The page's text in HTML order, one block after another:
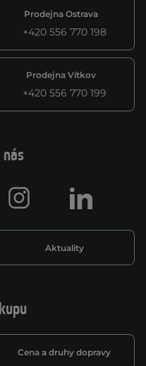
Prodejna Ostrava
+420 556 770 198
Prodejna Vítkov
+420 556 770 199
Cena a druhy dopravy
Aktuality
Instagram LinkedIn